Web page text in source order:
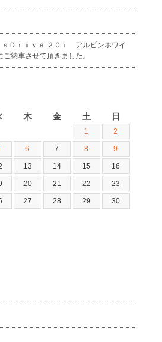
ｓＤｒｉｖｅ ２０ｉ アルピンホワイ
納車させて頂きました。
木 金 土 日
1 2
6 7 8 9
13 14 15 16
20 21 22 23
27 28 29 30